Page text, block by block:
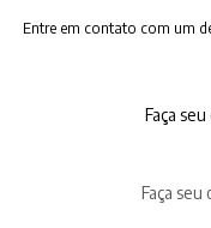
Entre em contato com um
Faça
Faça